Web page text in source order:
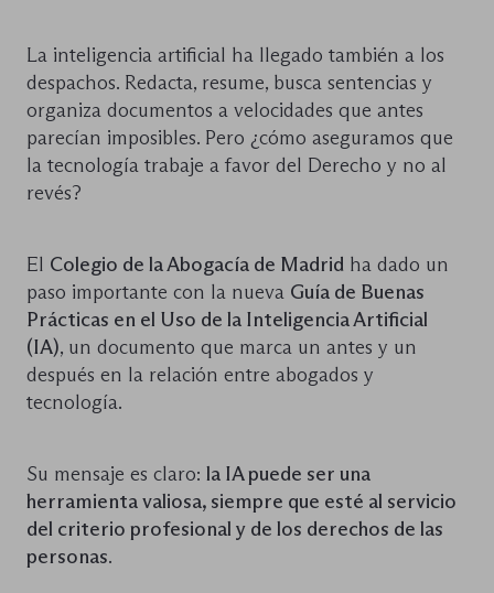
La inteligencia artificial ha llegado también a los
despachos. Redacta, resume, busca sentencias y
organiza documentos a velocidades que antes
parecían imposibles. Pero ¿cómo aseguramos que
la tecnología trabaje a favor del Derecho y no al
revés?
El Colegio de la Abogacía de Madrid ha dado un
paso importante con la nueva Guía de Buenas
Prácticas en el Uso de la Inteligencia Artificial
(IA), un documento que marca un antes y un
después en la relación entre abogados y
tecnología.
Su mensaje es claro: la IA puede ser una
herramienta valiosa, siempre que esté al servicio
del criterio profesional y de los derechos de las
personas.